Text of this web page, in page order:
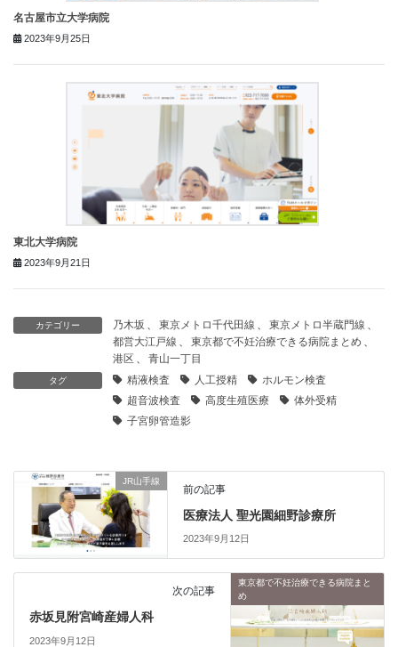
名古屋市立大学病院
2023年9月25日
東北大学病院
2023年9月21日
カテゴリー 乃木坂 東京メトロ千代田線 東京メトロ半蔵門線
都営大江戸線
東京都で不妊治療できる病院まとめ
港区
青山一丁目
タグ 精液検査 人工授精
ホルモン検査
超音波検査
高度生殖医療
体外受精
子宮卵管造影
JR山手線
前の記事
医療法人 聖光園細野診療所
2023年9月12日
東京都で不妊治療できる病院まと
め
次の記事
赤坂見附宮崎産婦人科
2023年9月12日